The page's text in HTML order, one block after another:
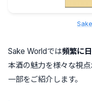
Sake Worldでは頻繁に
本酒の魅力を様々な視
一部をご紹介します。